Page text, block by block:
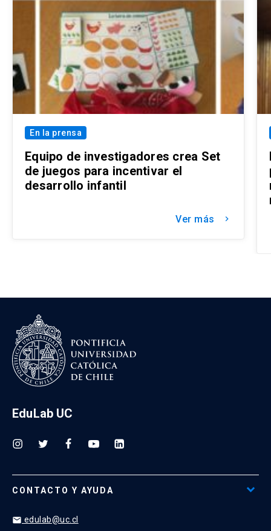
En la prensa
Equipo de investigadores crea Set
de juegos para incentivar el
desarrollo infantil
Ver más keyboard_arrow_right
EduLab UC
CONTACTO Y AYUDA
email edulab@uc.cl